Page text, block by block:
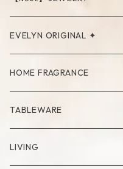
PIERCE
NECKLACE
RING
EVELYN ORIGINAL ✦
HOME FRAGRANCE
Palo Santo
TABLEWARE
Cup
LIVING